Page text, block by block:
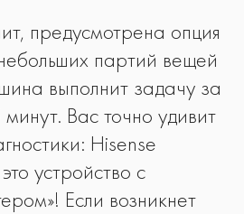
предусмотрена опция
партий вещей
выполнит задачу за
Вас точно удивит
Hisense
устройство с
Если возникнет